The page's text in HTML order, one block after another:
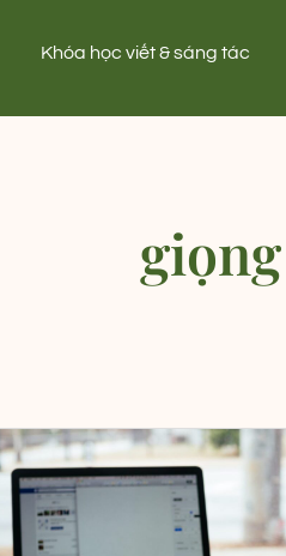
Khóa học viết & sáng tác